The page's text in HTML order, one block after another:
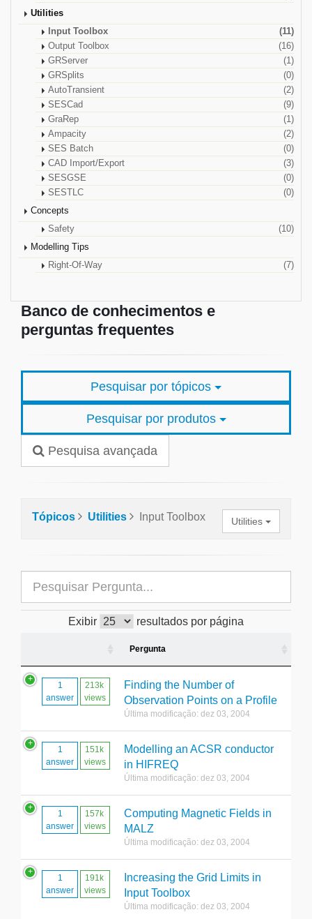
Utilities
Input Toolbox
(11)
Output Toolbox
(16)
GRServer
(1)
GRSplits
(0)
AutoTransient
(2)
SESCad
(9)
GraRep
(1)
Ampacity
(2)
SES Batch
(0)
CAD Import/Export
(3)
SESGSE
(0)
SESTLC
(0)
Concepts
Safety
(10)
Modelling Tips
Right-Of-Way
(7)
Banco de conhecimentos e
perguntas frequentes
Pesquisar por tópicos
Pesquisar por produtos
Pesquisa avançada
Tópicos Utilities Input Toolbox Utilities
Exibir resultados por página
Pergunta
1
answer
213k
views
Finding the Number of
Observation Points on a Profile
Última modificação: dez 03, 2004
1
answer
151k
views
Modelling an ACSR conductor
in HIFREQ
Última modificação: dez 03, 2004
1
answer
157k
views
Computing Magnetic Fields in
MALZ
Última modificação: dez 03, 2004
1
answer
191k
views
Increasing the Grid Limits in
Input Toolbox
Última modificação: dez 03, 2004